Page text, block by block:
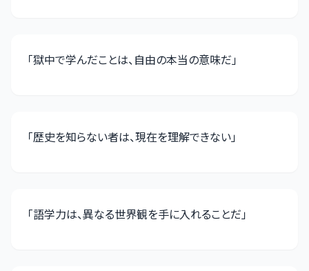
「獄中で学んだことは、自由の本当の意味だ」
「歴史を知らない者は、現在を理解できない」
「語学力は、異なる世界観を手に入れることだ」